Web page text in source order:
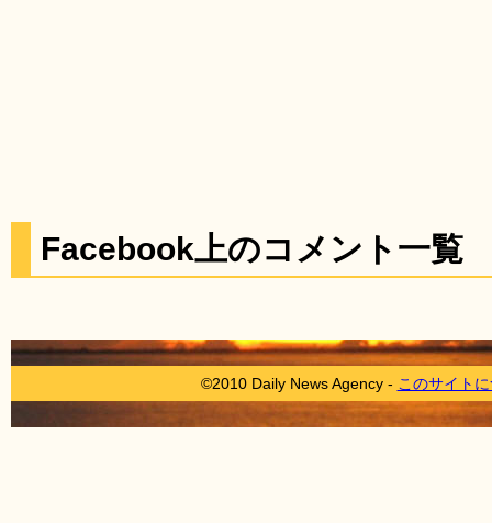
Facebook上のコメント一覧
©2010 Daily News Agency - このサイト